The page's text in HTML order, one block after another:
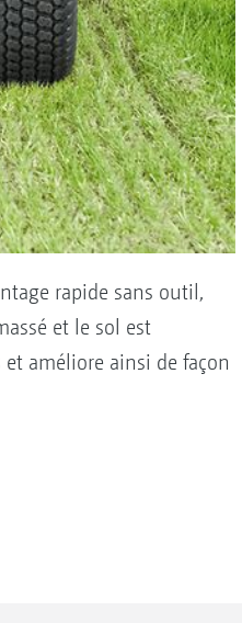
rapide sans outil,
et le sol est
améliore ainsi de façon